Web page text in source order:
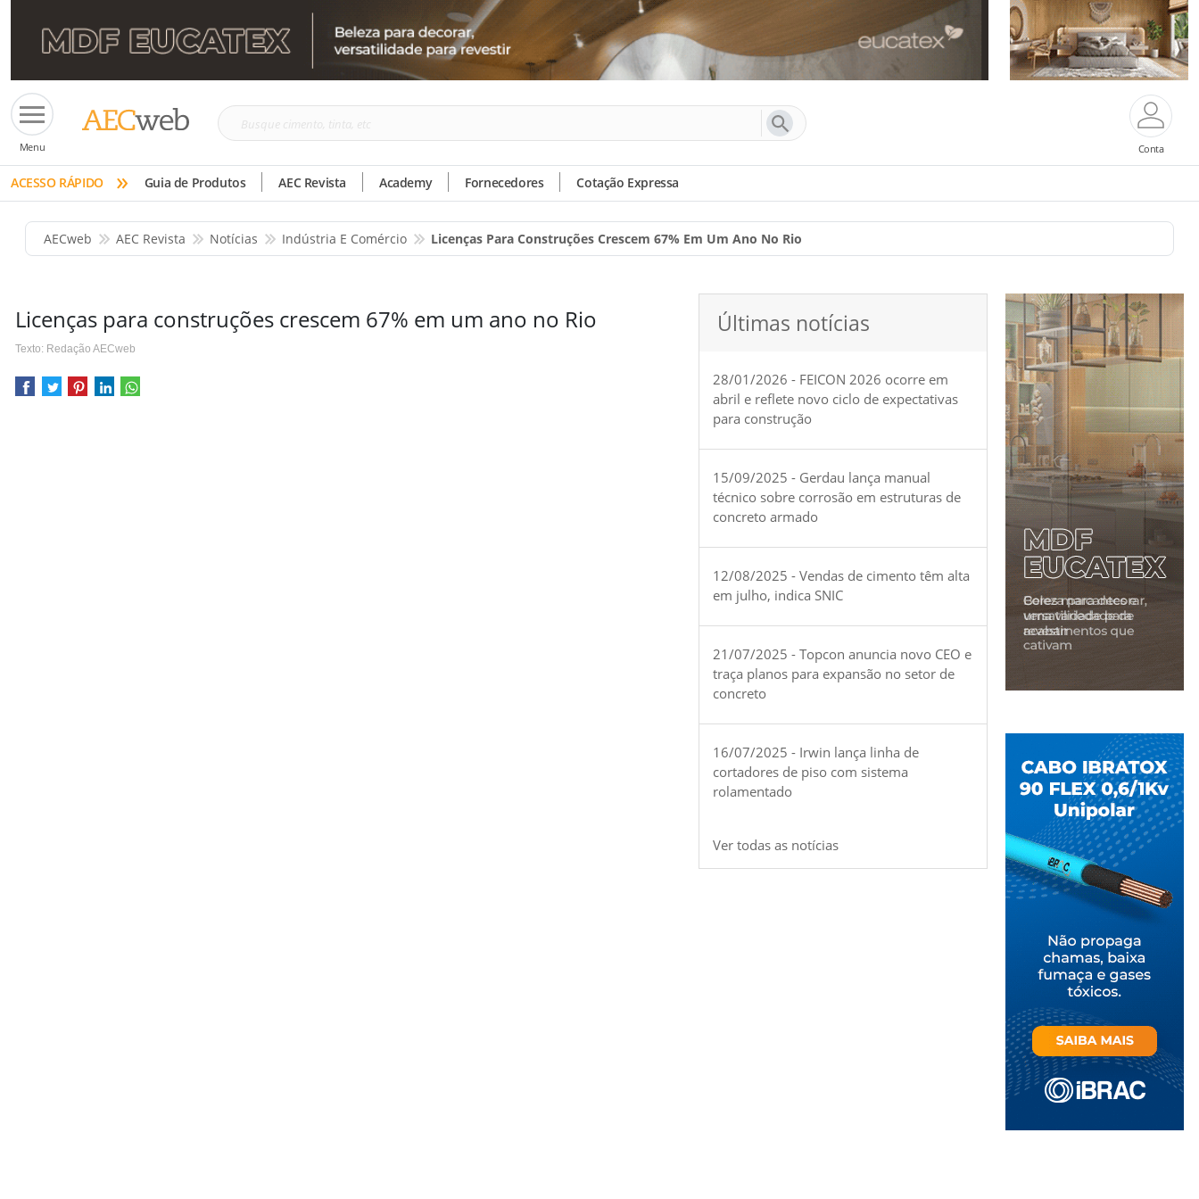
Menu
Busque
tinta,
etc
Conta
ACESSO RÁPIDO » Guia de Produtos AEC Revista Academy Fornecedores Cotação Expressa
AECweb AEC Revista Notícias Indústria E Comércio Licenças Para Construções Crescem 67% Em Um Ano No Rio
Licenças para construções crescem 67% em um ano no Rio
Texto: Redação AECweb
Últimas notícias
28/01/2026 - FEICON 2026 ocorre em
abril e reflete novo ciclo de expectativas
para construção
15/09/2025 - Gerdau lança manual
técnico sobre corrosão em estruturas de
concreto armado
12/08/2025 - Vendas de cimento têm alta
em julho, indica SNIC
21/07/2025 - Topcon anuncia novo CEO e
traça planos para expansão no setor de
concreto
16/07/2025 - Irwin lança linha de
cortadores de piso com sistema
rolamentado
Ver todas as notícias